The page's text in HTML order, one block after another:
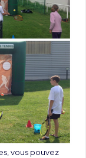
vous pouvez